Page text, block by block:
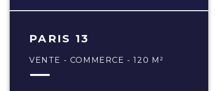
PARIS 13
VENTE - COMMERCE - 120 M²